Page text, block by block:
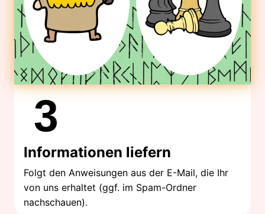
3
Informationen liefern
Folgt den Anweisungen aus der E-Mail, die Ihr
von uns erhaltet (ggf. im Spam-Ordner
nachschauen).